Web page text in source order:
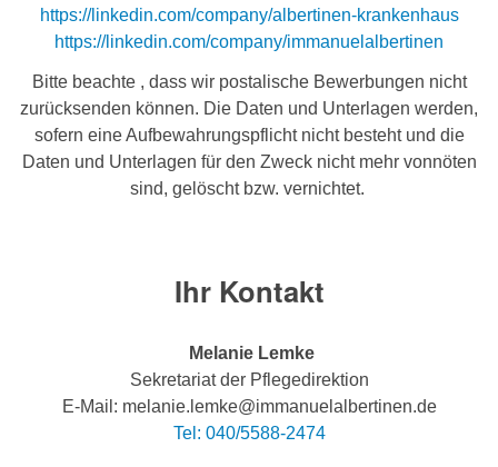
https://linkedin.com/company/albertinen-krankenhaus
https://linkedin.com/company/immanuelalbertinen
Bitte beachte , dass wir postalische Bewerbungen nicht
zurücksenden können. Die Daten und Unterlagen werden,
sofern eine Aufbewahrungspflicht nicht besteht und die
Daten und Unterlagen für den Zweck nicht mehr vonnöten
sind, gelöscht bzw. vernichtet.
Ihr Kontakt
Melanie Lemke
Sekretariat der Pflegedirektion
E-Mail: melanie.lemke@immanuelalbertinen.de
Tel: 040/5588-2474